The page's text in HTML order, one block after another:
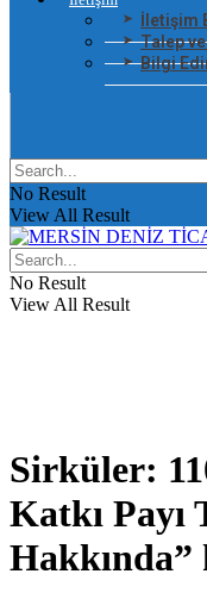
İletişim
Talep
Bilgi
No Result
View All Result
No Result
View All Result
Sirküler:
Katkı Payı